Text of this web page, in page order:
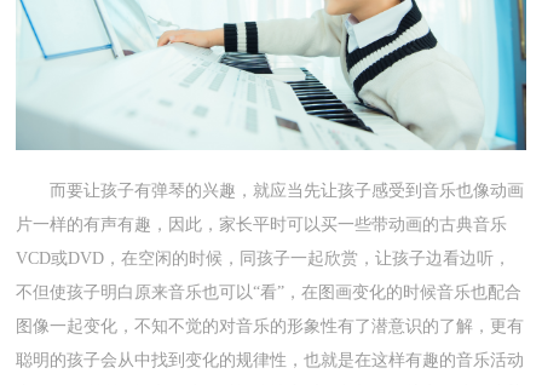
而要让孩子有弹琴的兴趣，就应当先让孩子感受到音乐也像动画
片一样的有声有趣，因此，家长平时可以买一些带动画的古典音乐
VCD或DVD，在空闲的时候，同孩子一起欣赏，让孩子边看边听，
不但使孩子明白原来音乐也可以“看”，在图画变化的时候音乐也配合
图像一起变化，不知不觉的对音乐的形象性有了潜意识的了解，更有
聪明的孩子会从中找到变化的规律性，也就是在这样有趣的音乐活动